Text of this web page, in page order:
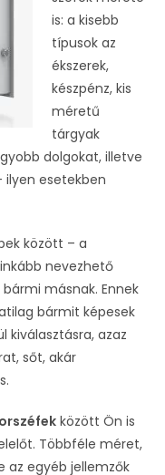
is: a kisebb
típusok az
ékszerek,
készpénz, kis
méretű
tárgyak
dolgokat, illetve
esetekben
között – a
nevezhető
másnak. Ennek
bármit képesek
kiválasztásra, azaz
sőt, akár
között Ön is
Többféle méret,
az egyéb jellemzők